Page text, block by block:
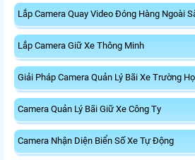
Lắp Camera Quay Video Đóng Hàng Ngoài
Lắp Camera Giữ Xe Thông Minh
Giải Pháp Camera Quản Lý Bãi Xe Trường
Camera Quản Lý Bãi Giữ Xe Công Ty
Camera Nhận Diện Biển Số Xe Tự Động